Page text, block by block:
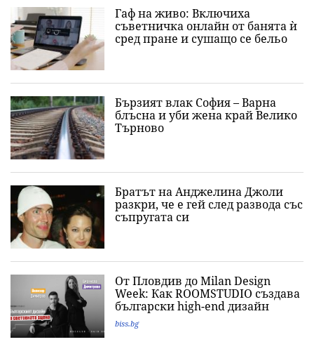
Гаф на живо: Включиха
съветничка онлайн от банята ѝ
сред пране и сушащо се бельо
Бързият влак София – Варна
блъсна и уби жена край Велико
Търново
Братът на Анджелина Джоли
разкри, че е гей след развода със
съпругата си
От Пловдив до Milan Design
Week: Как ROOMSTUDIO създава
български high-end дизайн
biss.bg